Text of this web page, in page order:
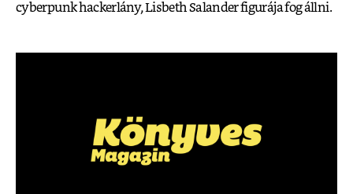
cyberpunk hackerlány, Lisbeth Salander figurája fog állni.